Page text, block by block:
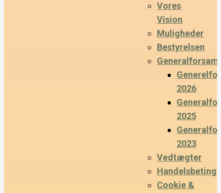
Vores
Vision
Muligheder
Bestyrelsen
2026
2025
2023
Vedtægter
Cookie &